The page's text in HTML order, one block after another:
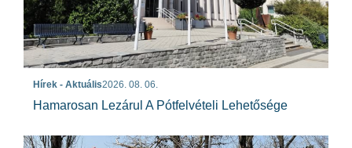
Hírek - Aktuális2026. 08. 06.
Hamarosan Lezárul A Pótfelvételi Lehetősége